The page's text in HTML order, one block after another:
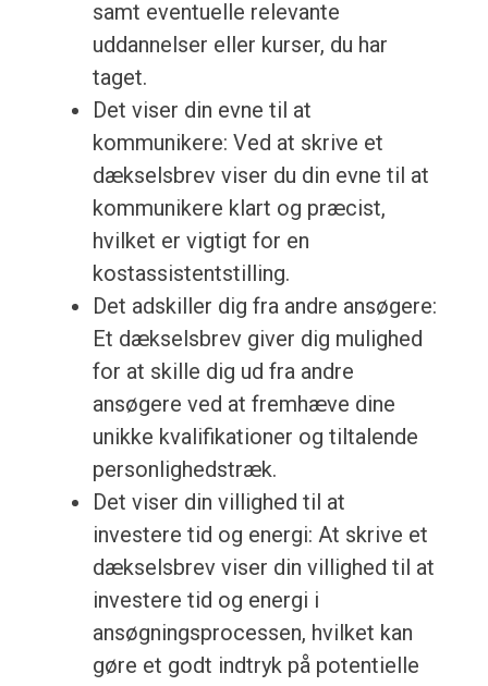
samt eventuelle relevante
uddannelser eller kurser, du har
taget.
Det viser din evne til at
kommunikere: Ved at skrive et
dækselsbrev viser du din evne til at
kommunikere klart og præcist,
hvilket er vigtigt for en
kostassistentstilling.
Det adskiller dig fra andre ansøgere:
Et dækselsbrev giver dig mulighed
for at skille dig ud fra andre
ansøgere ved at fremhæve dine
unikke kvalifikationer og tiltalende
personlighedstræk.
Det viser din villighed til at
investere tid og energi: At skrive et
dækselsbrev viser din villighed til at
investere tid og energi i
ansøgningsprocessen, hvilket kan
gøre et godt indtryk på potentielle